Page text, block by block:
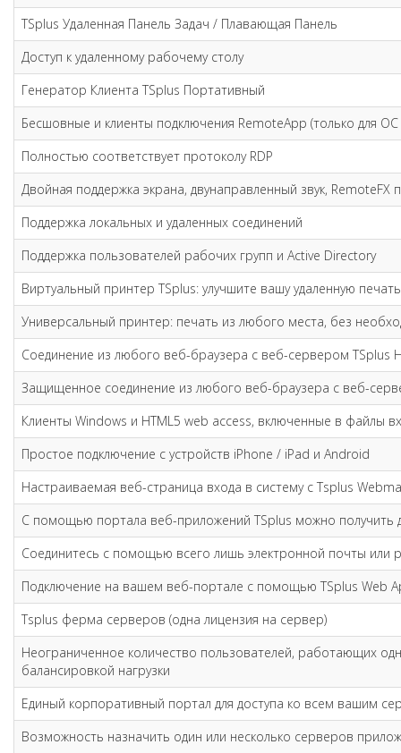
TSplus Удаленная Панель Задач / Плавающая Панель
Доступ к удаленному рабочему столу
Генератор Клиента TSplus Портативный
Бесшовные и клиенты подключения RemoteApp (только для
Полностью соответствует протоколу RDP
Двойная поддержка экрана, двунаправленный звук,
Поддержка локальных и удаленных соединений
Поддержка пользователей рабочих групп и Active Directory
Виртуальный принтер TSplus: улучшите вашу удаленную печать
Универсальный принтер: печать из любого места, без
Соединение из любого веб-браузера с веб-сервером TSplus
Защищенное соединение из любого веб-браузера с веб-
Клиенты Windows и HTML5 web access, включенные в файлы
Простое подключение с устройств iPhone / iPad и Android
Настраиваемая веб-страница входа в систему с Tsplus
С помощью портала веб-приложений TSplus можно получить
Соединитесь с помощью всего лишь электронной почты или
Подключение на вашем веб-портале с помощью TSplus Web
Tsplus ферма серверов (одна лицензия на сервер)
Неограниченное количество пользователей, работающих
балансировкой нагрузки
Единый корпоративный портал для доступа ко всем вашим
Возможность назначить один или несколько серверов